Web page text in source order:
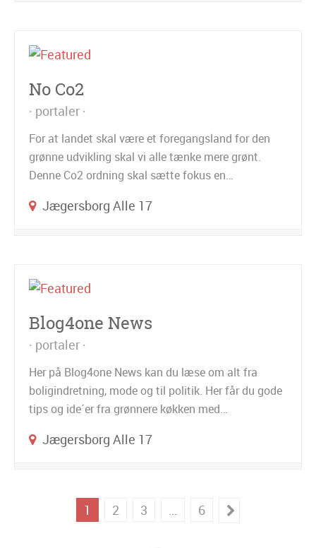
No Co2
portaler
For at landet skal være et foregangsland for den
grønne udvikling skal vi alle tænke mere grønt.
Denne Co2 ordning skal sætte fokus en…
Jægersborg Alle 17
Blog4one News
portaler
Her på Blog4one News kan du læse om alt fra
boligindretning, mode og til politik. Her får du gode
tips og ide´er fra grønnere køkken med…
Jægersborg Alle 17
1 2 3 6